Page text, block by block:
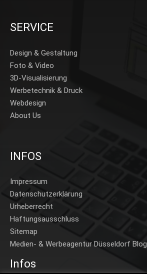
SERVICE
Design & Gestaltung
Foto & Video
3D-Visualisierung
Werbetechnik & Druck
Webdesign
About Us
INFOS
Impressum
Datenschutzerklärung
Urheberrecht
Haftungsausschluss
Sitemap
Medien- & Werbeagentur Düsseldorf Blog
Infos